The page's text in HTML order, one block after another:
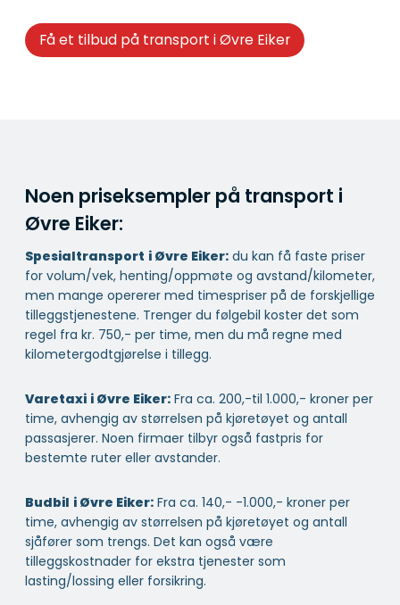
Få et tilbud på transport i Øvre Eiker
Noen priseksempler på transport i
Øvre Eiker:
Spesialtransport i Øvre Eiker: du kan få faste priser
for volum/vek, henting/oppmøte og avstand/kilometer,
men mange opererer med timespriser på de forskjellige
tilleggstjenestene. Trenger du følgebil koster det som
regel fra kr. 750,- per time, men du må regne med
kilometergodtgjørelse i tillegg.
Varetaxi i Øvre Eiker: Fra ca. 200,-til 1.000,- kroner per
time, avhengig av størrelsen på kjøretøyet og antall
passasjerer. Noen firmaer tilbyr også fastpris for
bestemte ruter eller avstander.
Budbil i Øvre Eiker: Fra ca. 140,- -1.000,- kroner per
time, avhengig av størrelsen på kjøretøyet og antall
sjåfører som trengs. Det kan også være
tilleggskostnader for ekstra tjenester som
lasting/lossing eller forsikring.